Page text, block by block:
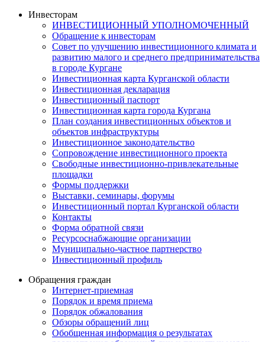
Инвесторам
ИНВЕСТИЦИОННЫЙ УПОЛНОМОЧЕННЫЙ
Обращение к инвесторам
Совет по улучшению инвестиционного климата и
развитию малого и среднего предпринимательства
в городе Кургане
Инвестиционная карта Курганской области
Инвестиционная декларация
Инвестиционный паспорт
Инвестиционная карта города Кургана
План создания инвестиционных объектов и
объектов инфраструктуры
Инвестиционное законодательство
Сопровождение инвестиционного проекта
Свободные инвестиционно-привлекательные
площадки
Формы поддержки
Выставки, семинары, форумы
Инвестиционный портал Курганской области
Контакты
Форма обратной связи
Ресурсоснабжающие организации
Муниципально-частное партнерство
Инвестиционный профиль
Обращения граждан
Интернет-приемная
Порядок и время приема
Порядок обжалования
Обзоры обращений лиц
Обобщенная информация о результатах